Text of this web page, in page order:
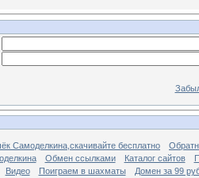
Самоделкина,скачивайте бесплатно
Обмен ссылками Каталог сайтов
Видео Поиграем в шахматы
Домен за 99